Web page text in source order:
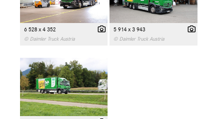
6 528 x 4 352
© Daimler Truck Austria
5 914 x 3 943
© Daimler Truck Austria